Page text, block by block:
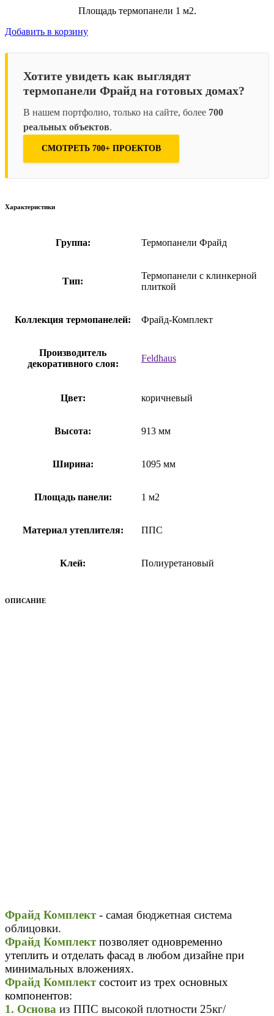
Площадь термопанели 1 м2.
Добавить в корзину
Хотите увидеть как выглядят
термопанели Фрайд на готовых домах?
В нашем портфолио, только на сайте, более 700
реальных объектов.
СМОТРЕТЬ 700+ ПРОЕКТОВ
Характеристики
Группа: Термопанели Фрайд
Тип:
Термопанели с клинкерной
плиткой
Коллекция термопанелей: Фрайд-Комплект
Производитель
декоративного слоя:
Feldhaus
Цвет: коричневый
Высота: 913 мм
Ширина: 1095 мм
Площадь панели: 1 м2
Материал утеплителя: ППС
Клей: Полиуретановый
ОПИСАНИЕ
Фрайд Комплект - самая бюджетная система
облицовки.
Фрайд Комплект позволяет одновременно
утеплить и отделать фасад в любом дизайне при
минимальных вложениях.
Фрайд Комплект состоит из трех основных
компонентов:
1. Основа из ППС высокой плотности 25кг/